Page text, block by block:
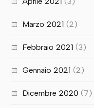
Marzo 2021 (2)
Febbraio 2021 (3)
Gennaio 2021 (2)
Dicembre 2020 (7)